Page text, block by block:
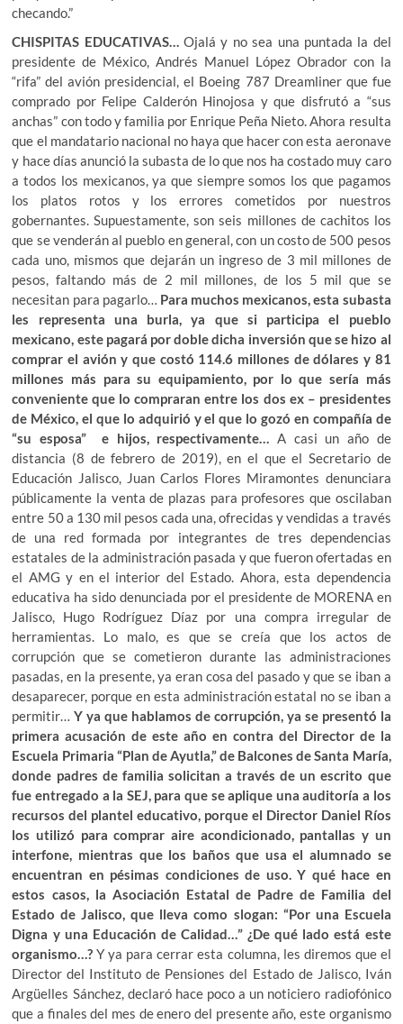
checando.”
CHISPITAS EDUCATIVAS…Ojalá y no sea una puntada la del
presidente de México, Andrés Manuel López Obrador con la
“rifa” del avión presidencial, el Boeing 787 Dreamliner que fue
comprado por Felipe Calderón Hinojosa y que disfrutó a “sus
anchas” con todo y familia por Enrique Peña Nieto. Ahora resulta
que el mandatario nacional no haya que hacer con esta aeronave
y hace días anunció la subasta de lo que nos ha costado muy caro
a todos los mexicanos, ya que siempre somos los que pagamos
los platos rotos y los errores cometidos por nuestros
gobernantes. Supuestamente, son seis millones de cachitos los
que se venderán al pueblo en general, con un costo de 500 pesos
cada uno, mismos que dejarán un ingreso de 3 mil millones de
pesos, faltando más de 2 mil millones, de los 5 mil que se
necesitan para pagarlo… Para muchos mexicanos, esta subasta
les representa una burla, ya que si participa el pueblo
mexicano, este pagará por doble dicha inversión que se hizo al
comprar el avión y que costó 114.6 millones de dólares y 81
millones más para su equipamiento, por lo que sería más
conveniente que lo compraran entre los dos ex – presidentes
de México, el que lo adquirió y el que lo gozó en compañía de
“su esposa” e hijos, respectivamente… A casi un año de
distancia (8 de febrero de 2019), en el que el Secretario de
Educación Jalisco, Juan Carlos Flores Miramontes denunciara
públicamente la venta de plazas para profesores que oscilaban
entre 50 a 130 mil pesos cada una, ofrecidas y vendidas a través
de una red formada por integrantes de tres dependencias
estatales de la administración pasada y que fueron ofertadas en
el AMG y en el interior del Estado. Ahora, esta dependencia
educativa ha sido denunciada por el presidente de MORENA en
Jalisco, Hugo Rodríguez Díaz por una compra irregular de
herramientas. Lo malo, es que se creía que los actos de
corrupción que se cometieron durante las administraciones
pasadas, en la presente, ya eran cosa del pasado y que se iban a
desaparecer, porque en esta administración estatal no se iban a
permitir…Y ya que hablamos de corrupción, ya se presentó la
primera acusación de este año en contra del Director de la
Escuela Primaria “Plan de Ayutla,” de Balcones de Santa María,
donde padres de familia solicitan a través de un escrito que
fue entregado a la SEJ, para que se aplique una auditoría a los
recursos del plantel educativo, porque el Director Daniel Ríos
los utilizó para comprar aire acondicionado, pantallas y un
interfone, mientras que los baños que usa el alumnado se
encuentran en pésimas condiciones de uso. Y qué hace en
estos casos, la Asociación Estatal de Padre de Familia del
Estado de Jalisco, que lleva como slogan: “Por una Escuela
Digna y una Educación de Calidad…” ¿De qué lado está este
organismo…? Y ya para cerrar esta columna, les diremos que el
Director del Instituto de Pensiones del Estado de Jalisco, Iván
Argüelles Sánchez, declaró hace poco a un noticiero radiofónico
que a finales del mes de enero del presente año, este organismo